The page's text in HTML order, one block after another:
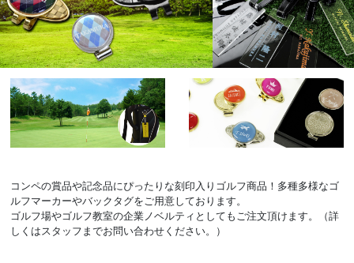
コンペの賞品や記念品にぴったりな刻印入りゴルフ商品！多種多様なゴ
ルフマーカーやバックタグをご用意しております。
ゴルフ場やゴルフ教室の企業ノベルティとしてもご注文頂けます。（詳
しくはスタッフまでお問い合わせください。）